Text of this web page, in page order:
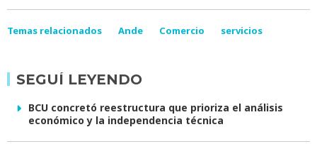
Temas relacionados Ande Comercio servicios
SEGUÍ LEYENDO
BCU concretó reestructura que prioriza el análisis
económico y la independencia técnica